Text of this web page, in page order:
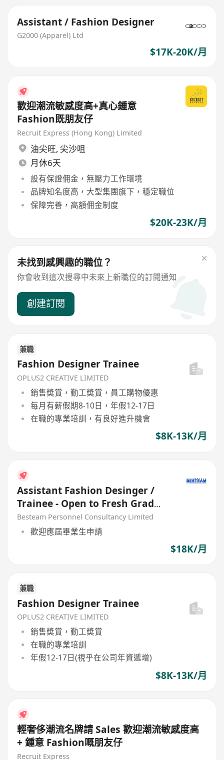
Assistant / Fashion Designer
G2000 (Apparel) Ltd
$17K-20K/月
歡迎潮流敏感度高+真心鍾意
Fashion既朋友仔
Recruit Express (Hong Kong) Limited
油尖旺, 尖沙咀
月休6天
設有保證佣金，無壓力工作環境
品牌知名度高，大型集團旗下，穩定職位
保障完善，高額佣金制度
$20K-23K/月
未找到感興趣的職位？
你會收到這次搜尋中未來上新職位的訂閱通知
創建訂閱
兼職
Fashion Designer Trainee
OPLUS2 CREATIVE LIMITED
銷售奬賞，勤工奬賞，員工購物優惠
每月有薪假期8-10日，年假12-17日
在職的專業培訓，有良好進升機會
$8K-13K/月
Assistant Fashion Desinger /
Trainee - Open to Fresh Grad
(18K)
Besteam Personnel Consultancy Limited
歡迎應屆畢業生申請
$18K/月
兼職
Fashion Designer Trainee
OPLUS2 CREATIVE LIMITED
銷售奬賞，勤工奬賞
在職的專業培訓
年假12-17日(視乎在公司年資遞增)
$8K-13K/月
輕奢侈潮流名牌請 Sales 歡迎潮流敏感度高
+ 鍾意 Fashion嘅朋友仔
Recruit Express